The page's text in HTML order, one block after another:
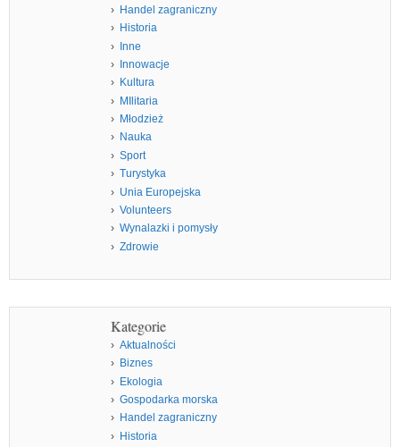
Handel zagraniczny
Historia
Inne
Innowacje
Kultura
MIlitaria
Młodzież
Nauka
Sport
Turystyka
Unia Europejska
Volunteers
Wynalazki i pomysły
Zdrowie
Kategorie
Aktualności
Biznes
Ekologia
Gospodarka morska
Handel zagraniczny
Historia